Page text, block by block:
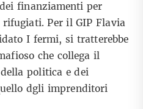
finanziamenti per
rifugiati. Per il GIP Flavia
I fermi, si tratterebbe
che collega il
politica e dei
dgli imprenditori